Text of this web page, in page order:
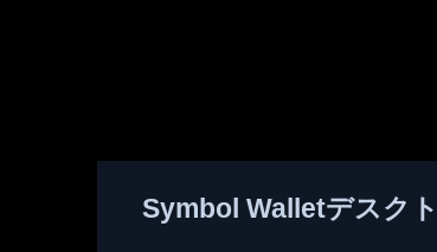
Symbol Walletデスク